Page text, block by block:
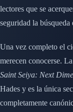
lectores que se
seguridad la
Una vez completo el
merecen conocerse.
Saint Seiya: Next
Hades y es la única
completamente